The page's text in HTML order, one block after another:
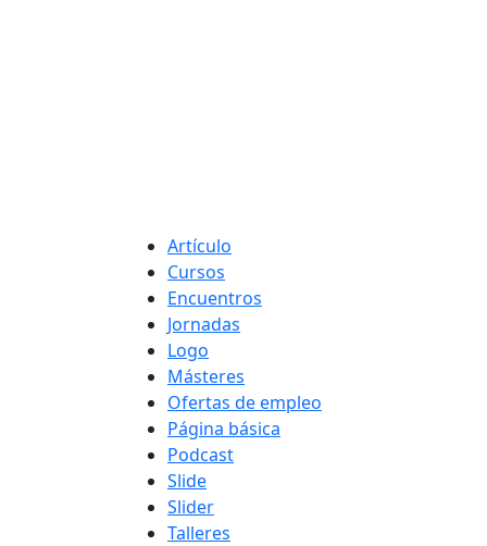
Tipo de contenido
Artículo
Cursos
Encuentros
Jornadas
Logo
Másteres
Ofertas de empleo
Página básica
Podcast
Slide
Slider
Talleres